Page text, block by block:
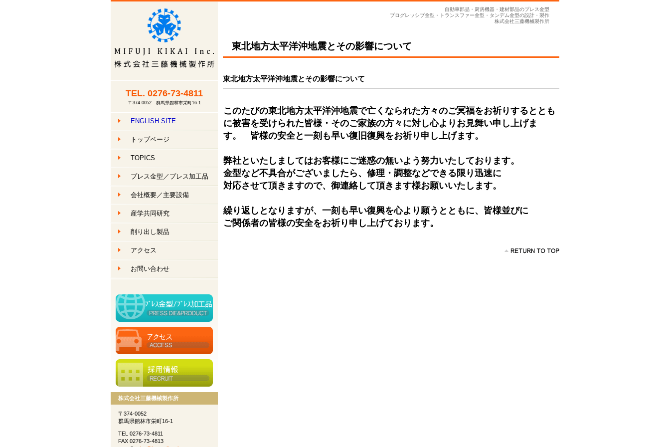
自動車部品・厨房機器・建材部品のプレス金型
プログレッシブ金型・トランスファー金型・タンデム金型の設計・製作
株式会社三藤機械製作所
TEL. 0276-73-4811
〒374-0052 群馬県館林市栄町16-1
東北地方太平洋沖地震とその影響について
東北地方太平洋沖地震とその影響について
このたびの東北地方太平洋沖地震で亡くなられた方々のご冥福をお祈りするととも
に被害を受けられた皆様・そのご家族の方々に対し心よりお見舞い申し上げま
す。 皆様の安全と一刻も早い復旧復興をお祈り申し上げます。
弊社といたしましてはお客様にご迷惑の無いよう努力いたしております。
金型など不具合がございましたら、修理・調整などできる限り迅速に
対応させて頂きますので、御連絡して頂きます様お願いいたします。
繰り返しとなりますが、一刻も早い復興を心より願うとともに、皆様並びに
ご関係者の皆様の安全をお祈り申し上げております。
ENGLISH SITE
トップページ
TOPICS
プレス金型／プレス加工品
会社概要／主要設備
産学共同研究
創作ものづくり削り出し製品
創作ものづくり
アクセス
お問い合わせ
株式会社三藤機械製作所
〒374-0052
群馬県館林市栄町16-1
TEL 0276-73-4811
FAX 0276-73-4813